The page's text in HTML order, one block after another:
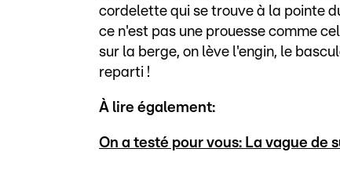
cordelette qui se trouve à la pointe
ce n'est pas une prouesse comme
sur la berge, on lève l'engin, le
reparti !
À lire également:
On a testé pour vous: La vague